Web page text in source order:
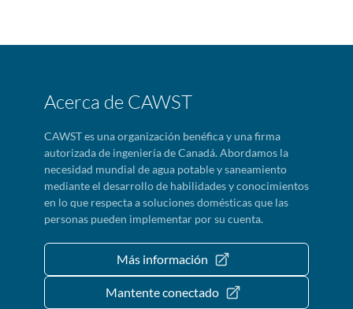
Acerca de CAWST
CAWST es una organización benéfica y una firma
autorizada de ingeniería de Canadá. Abordamos la
necesidad mundial de agua potable y saneamiento
mediante el desarrollo de habilidades y conocimientos
en lo que respecta a soluciones domésticas que las
personas pueden implementar por su cuenta.
Más información
Mantente conectado